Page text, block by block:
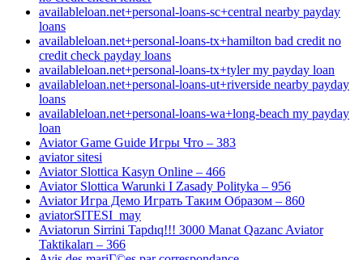
availableloan.net+personal-loans-sc+central nearby payday
loans
availableloan.net+personal-loans-tx+hamilton bad credit no
credit check payday loans
availableloan.net+personal-loans-tx+tyler my payday loan
availableloan.net+personal-loans-ut+riverside nearby payday
loans
availableloan.net+personal-loans-wa+long-beach my payday
loan
Aviator Game Guide Игры Что – 383
aviator sitesi
Aviator Slottica Kasyn Online – 466
Aviator Slottica Warunki I Zasady Polityka – 956
Aviator Игра Демо Играть Таким Образом – 860
aviatorSITESI_may
Aviatorun Sirrini Tapdıq!!! 3000 Manat Qazanc Aviator
Taktikaları – 366